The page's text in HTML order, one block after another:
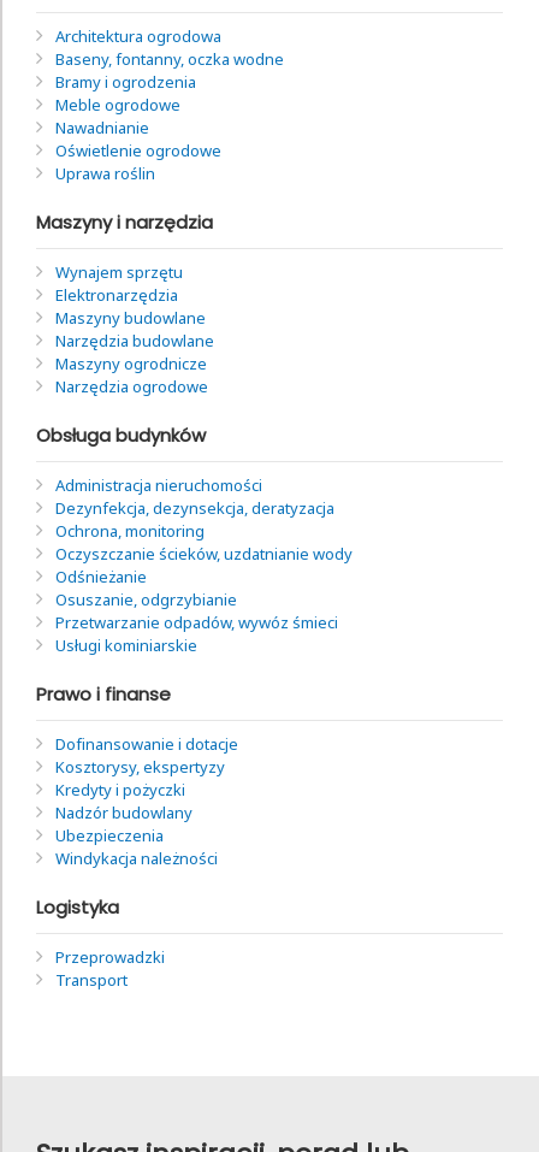
Architektura ogrodowa
Baseny, fontanny, oczka wodne
Bramy i ogrodzenia
Meble ogrodowe
Nawadnianie
Oświetlenie ogrodowe
Uprawa roślin
Maszyny i narzędzia
Wynajem sprzętu
Elektronarzędzia
Maszyny budowlane
Narzędzia budowlane
Maszyny ogrodnicze
Narzędzia ogrodowe
Obsługa budynków
Administracja nieruchomości
Dezynfekcja, dezynsekcja, deratyzacja
Ochrona, monitoring
Oczyszczanie ścieków, uzdatnianie wody
Odśnieżanie
Osuszanie, odgrzybianie
Przetwarzanie odpadów, wywóz śmieci
Usługi kominiarskie
Prawo i finanse
Dofinansowanie i dotacje
Kosztorysy, ekspertyzy
Kredyty i pożyczki
Nadzór budowlany
Ubezpieczenia
Windykacja należności
Logistyka
Przeprowadzki
Transport